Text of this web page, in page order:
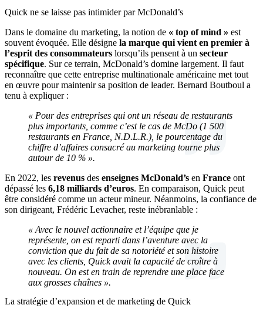
Quick ne se laisse pas intimider par McDonald’s
Dans le domaine du marketing, la notion de « top of mind » est
souvent évoquée. Elle désigne la marque qui vient en premier à
l’esprit des consommateurs lorsqu’ils pensent à un secteur
spécifique. Sur ce terrain, McDonald’s domine largement. Il faut
reconnaître que cette entreprise multinationale américaine met tout
en œuvre pour maintenir sa position de leader. Bernard Boutboul a
tenu à expliquer :
« Pour des entreprises qui ont un réseau de restaurants
plus importants, comme c’est le cas de McDo (1 500
restaurants en France, N.D.L.R.), le pourcentage du
chiffre d’affaires consacré au marketing tourne plus
autour de 10 % ».
En 2022, les revenus des enseignes McDonald’s en France ont
dépassé les 6,18 milliards d’euros. En comparaison, Quick peut
être considéré comme un acteur mineur. Néanmoins, la confiance de
son dirigeant, Frédéric Levacher, reste inébranlable :
« Avec le nouvel actionnaire et l’équipe que je
représente, on est reparti dans l’aventure avec la
conviction que du fait de sa notoriété et son histoire
avec les clients, Quick avait la capacité de croître à
nouveau. On est en train de reprendre une place face
aux grosses chaînes ».
La stratégie d’expansion et de marketing de Quick